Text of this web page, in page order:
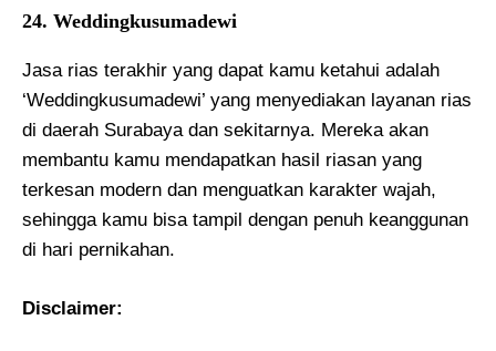
24. Weddingkusumadewi
Jasa rias terakhir yang dapat kamu ketahui adalah
‘Weddingkusumadewi’ yang menyediakan layanan rias
di daerah Surabaya dan sekitarnya. Mereka akan
membantu kamu mendapatkan hasil riasan yang
terkesan modern dan menguatkan karakter wajah,
sehingga kamu bisa tampil dengan penuh keanggunan
di hari pernikahan.
Disclaimer: